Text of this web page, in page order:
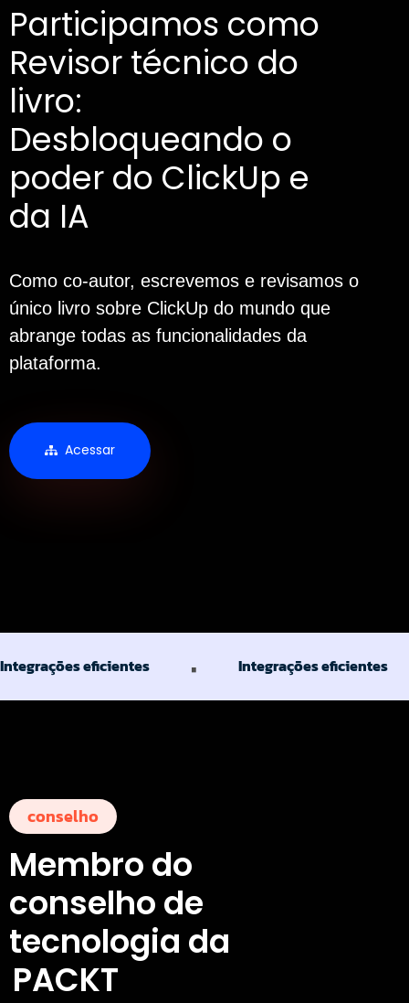
Participamos como
Revisor técnico do
livro:
Desbloqueando o
poder do ClickUp e
da IA
Como co-autor, escrevemos e revisamos o
único livro sobre ClickUp do mundo que
abrange todas as funcionalidades da
plataforma.
Acessar
Integrações eficientes · Integrações eficientes
conselho
Membro do
conselho de
tecnologia da
PACKT